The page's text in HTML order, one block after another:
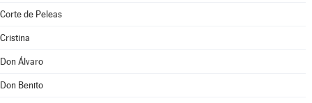
Corte de Peleas
Cristina
Don Álvaro
Don Benito